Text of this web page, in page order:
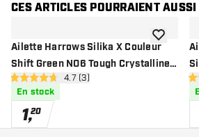
CES ARTICLES POURRAIENT
Ailette Harrows Silika X Couleur
Shift Green NO6 Tough Crystalline
Coated ouvrir le panneau des avis
4.7 étoiles de notation
4.7 (3)
En stock
1,20
ajouter à